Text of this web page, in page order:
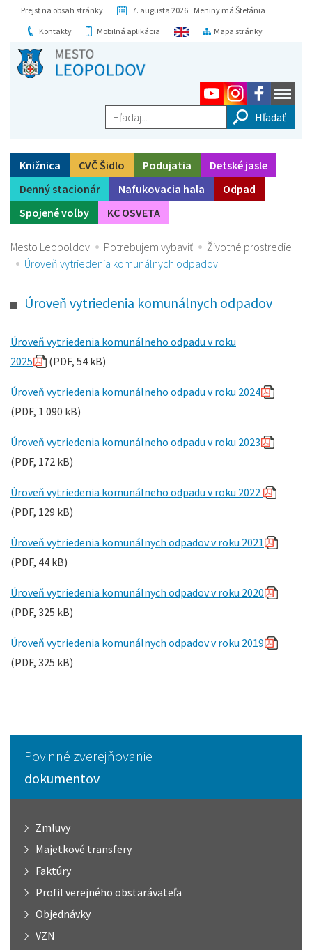
Prejsť na obsah stránky
7. augusta 2026 Meniny má Štefánia
Kontakty
Mobilná aplikácia Mapa stránky
Hľadaj...
Knižnica CVČ Šidlo Podujatia
Detské jasle
Denný stacionár
Nafukovacia hala
Odpad
Spojené voľby
KC OSVETA
Mesto Leopoldov Potrebujem vybaviť
Životné prostredie
Úroveň vytriedenia komunálnych odpadov
Úroveň vytriedenia komunálnych odpadov
Úroveň vytriedenia komunálneho odpadu v roku
2025
(PDF, 54 kB)
Úroveň vytriedenia komunálneho odpadu v roku 2024
(PDF, 1 090 kB)
Úroveň vytriedenia komunálneho odpadu v roku 2023
(PDF, 172 kB)
Úroveň vytriedenia komunálneho odpadu v roku 2022
(PDF, 129 kB)
Úroveň vytriedenia komunálnych odpadov v roku 2021
(PDF, 44 kB)
Úroveň vytriedenia komunálnych odpadov v roku 2020
(PDF, 325 kB)
Úroveň vytriedenia komunálnych odpadov v roku 2019
(PDF, 325 kB)
Povinné zverejňovanie
dokumentov
Zmluvy
Majetkové transfery
Faktúry
Profil verejného obstarávateľa
Objednávky
VZN